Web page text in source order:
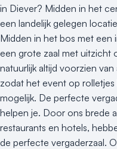
in Diever? Midden in het
een landelijk gelegen
Midden in het bos met een
een grote zaal met uitzicht
natuurlijk altijd voorzien
zodat het event op rolletjes
mogelijk. De perfecte
helpen je. Door ons brede
restaurants en hotels,
de perfecte vergaderzaal.